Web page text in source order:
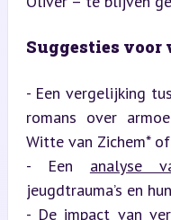
Suggesties voor
- Een vergelijking
romans over
Witte van Zichem*
- Een analyse
jeugdtrauma’s en
- De impact van